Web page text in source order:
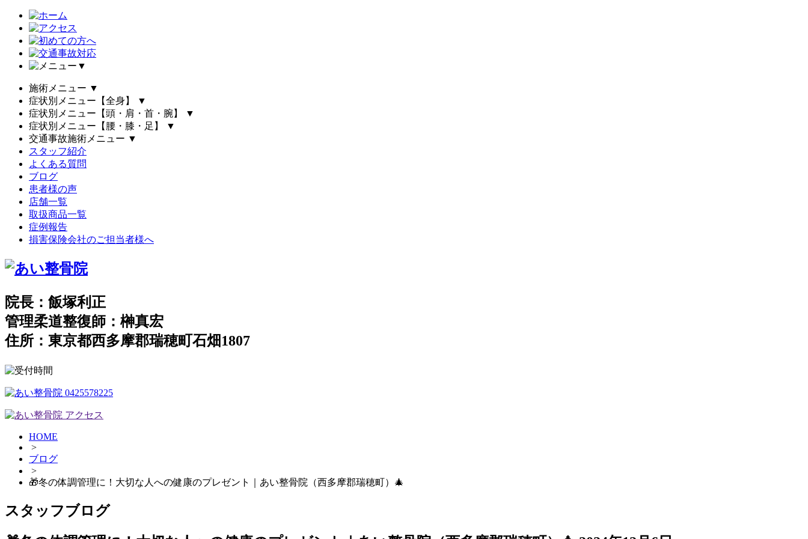
▼
施術メニュー ▼
症状別メニュー【全身】
▼
症状別メニュー【頭・肩・首・腕】
▼
症状別メニュー【腰・膝・足】
▼
交通事故施術メニュー ▼
スタッフ紹介
よくある質問
ブログ
患者様の声
店舗一覧
取扱商品一覧
症例報告
損害保険会社のご担当者様へ
院長：飯塚利正
管理柔道整復師：榊真宏
住所：東京都西多摩郡瑞穂町石畑1807
HOME
>
ブログ
>
🎁冬の体調管理に！大切な人への健康のプレゼント｜あい整骨院（西多摩郡瑞穂町）🎄
スタッフブログ